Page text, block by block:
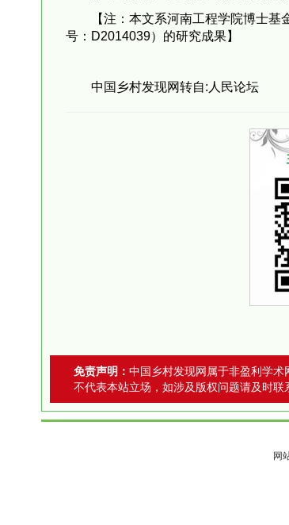
【注：本文系河南工程学院博士
号：D2014039）的研究成果】
中国乡村发现网转自:人民论坛
免责声明： 中国乡村发现网属于非盈利学术
不代表本站立场，如涉及版权问题请及时联
网